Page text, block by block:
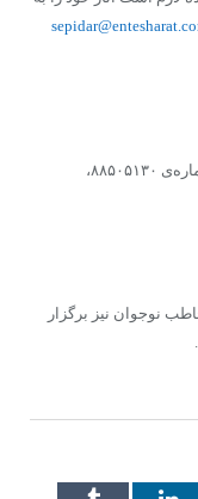
علاقه‌مندان برای اطلاعات بیش‌تر می‌توانند با شماره‌ی ۸۸۵۰۵۱۳۰،
نوجوان نیز برگزار